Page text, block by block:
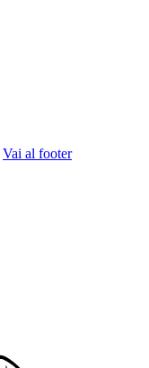
Vai al footer